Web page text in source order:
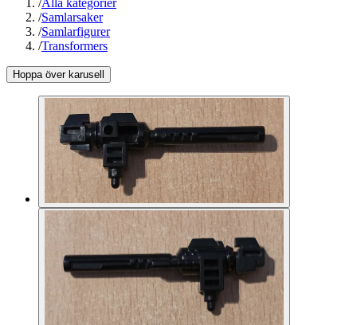
/Alla kategorier
/Samlarsaker
/Samlarfigurer
/Transformers
Hoppa över karusell